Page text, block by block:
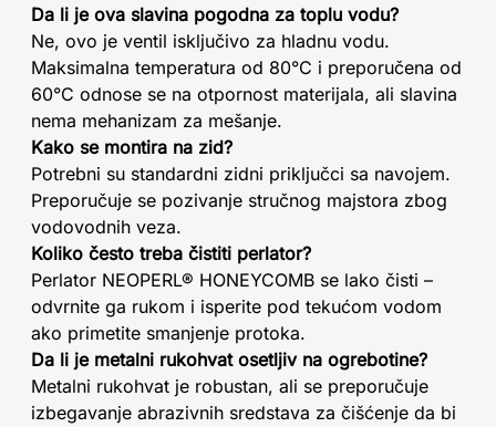
Da li je ova slavina pogodna za toplu vodu?
Ne, ovo je ventil isključivo za hladnu vodu.
Maksimalna temperatura od 80°C i preporučena od
60°C odnose se na otpornost materijala, ali slavina
nema mehanizam za mešanje.
Kako se montira na zid?
Potrebni su standardni zidni priključci sa navojem.
Preporučuje se pozivanje stručnog majstora zbog
vodovodnih veza.
Koliko često treba čistiti perlator?
Perlator NEOPERL® HONEYCOMB se lako čisti –
odvrnite ga rukom i isperite pod tekućom vodom
ako primetite smanjenje protoka.
Da li je metalni rukohvat osetljiv na ogrebotine?
Metalni rukohvat je robustan, ali se preporučuje
izbegavanje abrazivnih sredstava za čišćenje da bi